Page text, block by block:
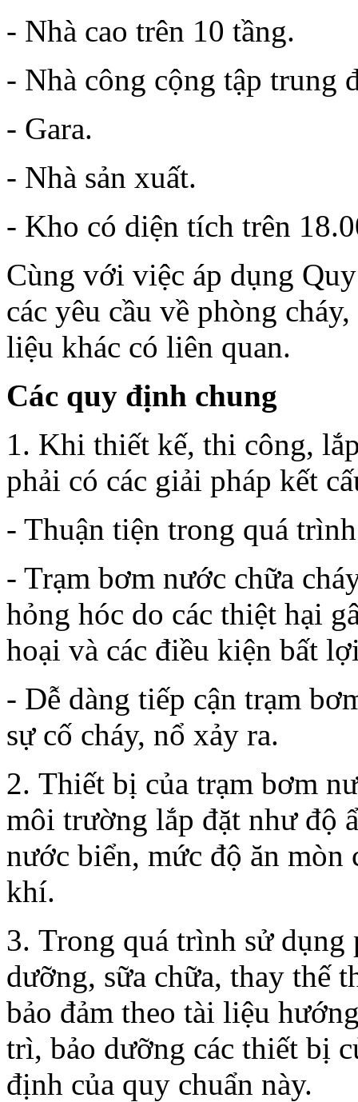
- Nhà cao trên 10 tầng.
- Nhà công cộng tập trung
- Gara.
- Nhà sản xuất.
- Kho có diện tích trên
Cùng với việc áp dụng
các yêu cầu về phòng
liệu khác có liên quan.
Các quy định chung
1. Khi thiết kế, thi công,
phải có các giải pháp kết
- Thuận tiện trong quá
- Trạm bơm nước chữa
hỏng hóc do các thiệt hại
hoại và các điều kiện bất
- Dễ dàng tiếp cận trạm
sự cố cháy, nổ xảy ra.
2. Thiết bị của trạm bơm
môi trường lắp đặt như độ
nước biển, mức độ ăn
khí.
3. Trong quá trình sử dụng
dưỡng, sữa chữa, thay thế
bảo đảm theo tài liệu
trì, bảo dưỡng các thiết bị
định của quy chuẩn này.